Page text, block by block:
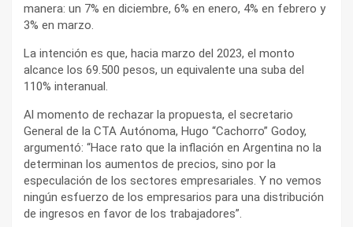
manera: un 7% en diciembre, 6% en enero, 4% en febrero y
3% en marzo.
La intención es que, hacia marzo del 2023, el monto
alcance los 69.500 pesos, un equivalente una suba del
110% interanual.
Al momento de rechazar la propuesta, el secretario
General de la CTA Autónoma, Hugo “Cachorro” Godoy,
argumentó: “Hace rato que la inflación en Argentina no la
determinan los aumentos de precios, sino por la
especulación de los sectores empresariales. Y no vemos
ningún esfuerzo de los empresarios para una distribución
de ingresos en favor de los trabajadores”.